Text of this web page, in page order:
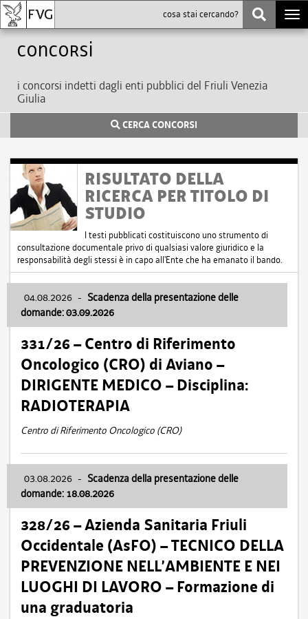
Concorsi
i concorsi indetti dagli enti pubblici del Friuli Venezia
Giulia
CERCA CONCORSI
RISULTATO DELLA
RICERCA PER TITOLO DI
STUDIO
I testi pubblicati costituiscono uno strumento di
consultazione documentale privo di qualsiasi valore giuridico e la
responsabilità degli stessi è in capo all'Ente che ha emanato il bando.
04.08.2026 - Scadenza della presentazione delle
domande: 03.09.2026
331/26 – Centro di Riferimento
Oncologico (CRO) di Aviano –
DIRIGENTE MEDICO – Disciplina:
RADIOTERAPIA
Centro di Riferimento Oncologico (CRO)
03.08.2026 - Scadenza della presentazione delle
domande: 18.08.2026
328/26 – Azienda Sanitaria Friuli
Occidentale (AsFO) – TECNICO DELLA
PREVENZIONE NELL’AMBIENTE E NEI
LUOGHI DI LAVORO – Formazione di
una graduatoria